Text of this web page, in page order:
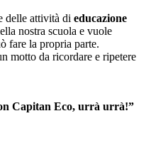
delle attività di educazione
nostra scuola e vuole
fare la propria parte.
motto da ricordare e ripetere
Capitan Eco, urrà urrà!”